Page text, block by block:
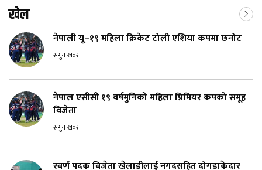
खेल
नेपाली यू–१९ महिला क्रिकेट टोली एशिया कपमा छनोट
सगुन खबर
नेपाल एसीसी १९ वर्षमुनिको महिला प्रिमियर कपको समूह
विजेता
सगुन खबर
स्वर्ण पदक विजेता खेलाडीलाई नगदसहित दोगडाकेदार